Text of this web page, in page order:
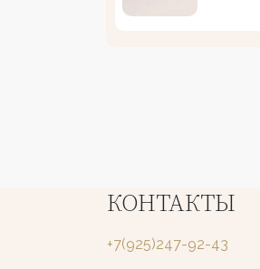
КОНТАКТЫ
+7(925)247-92-43